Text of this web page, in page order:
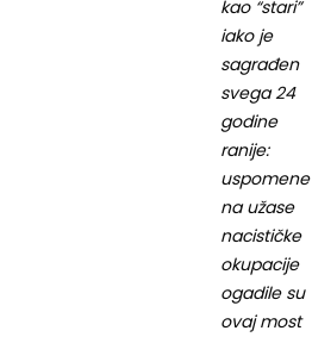
kao “stari”
iako je
sagrađen
svega 24
godine
ranije:
uspomene
na užase
nacističke
okupacije
ogadile su
ovaj most